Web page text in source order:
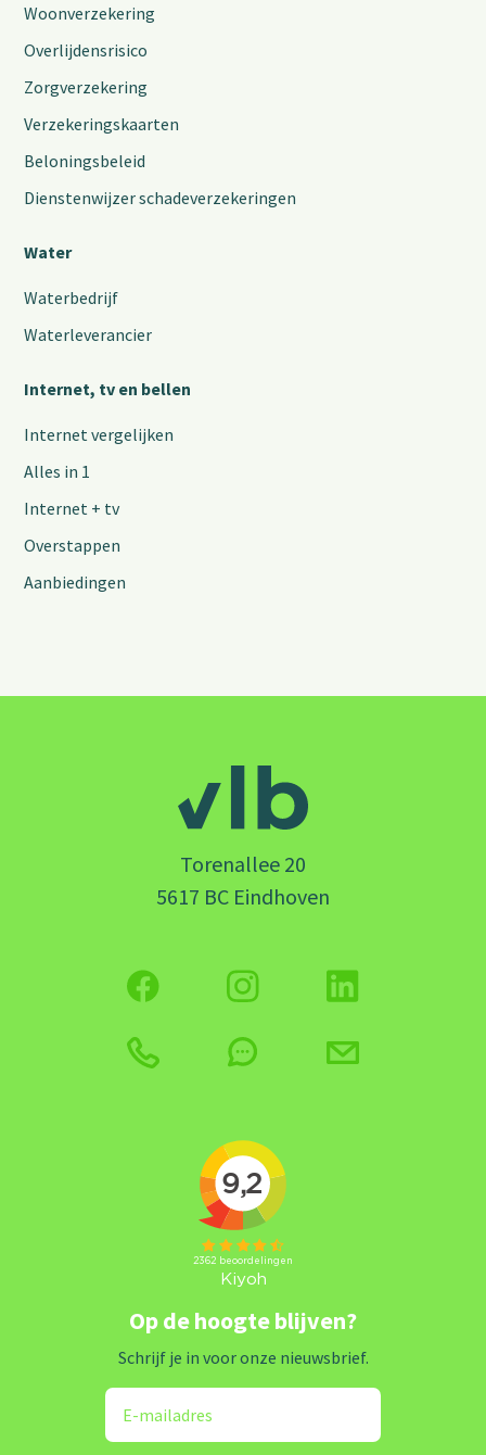
Woonverzekering
Overlijdensrisico
Zorgverzekering
Verzekeringskaarten
Beloningsbeleid
Dienstenwijzer schadeverzekeringen
Water
Waterbedrijf
Waterleverancier
Internet, tv en bellen
Internet vergelijken
Alles in 1
Internet + tv
Overstappen
Aanbiedingen
Torenallee 20
5617 BC Eindhoven
Op de hoogte blijven?
Schrijf je in voor onze nieuwsbrief.